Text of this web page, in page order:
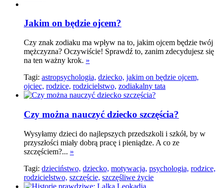
Jakim on będzie ojcem?
Czy znak zodiaku ma wpływ na to, jakim ojcem będzie twój
mężczyzna? Oczywiście! Sprawdź to, zanim zdecydujesz się
na ten ważny krok. »
Tagi: astropsychologia, dziecko, jakim on będzie ojcem,
ojciec, rodzice, rodzicielstwo, zodiakalny tata
Czy można nauczyć dziecko szczęścia?
Wysyłamy dzieci do najlepszych przedszkoli i szkół, by w
przyszłości miały dobrą pracę i pieniądze. A co ze
szczęściem?... »
Tagi: dzieciństwo, dziecko, motywacja, psychologia, rodzice,
rodzicielstwo, szczęście, szczęśliwe życie